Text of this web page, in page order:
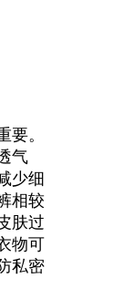
。
气
少细
相较
肤过
物可
私密